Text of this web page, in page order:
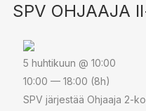
SPV OHJAAJA
SPV järjestää Ohjaaja 2-
5 huhtikuun @ 10:00
10:00 — 18:00 (8h)